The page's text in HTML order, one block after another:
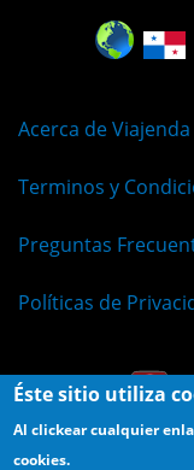
Acerca de
Terminos y
Preguntas
Políticas de
Éste sitio utiliza
Al clickear cualquier
cookies.